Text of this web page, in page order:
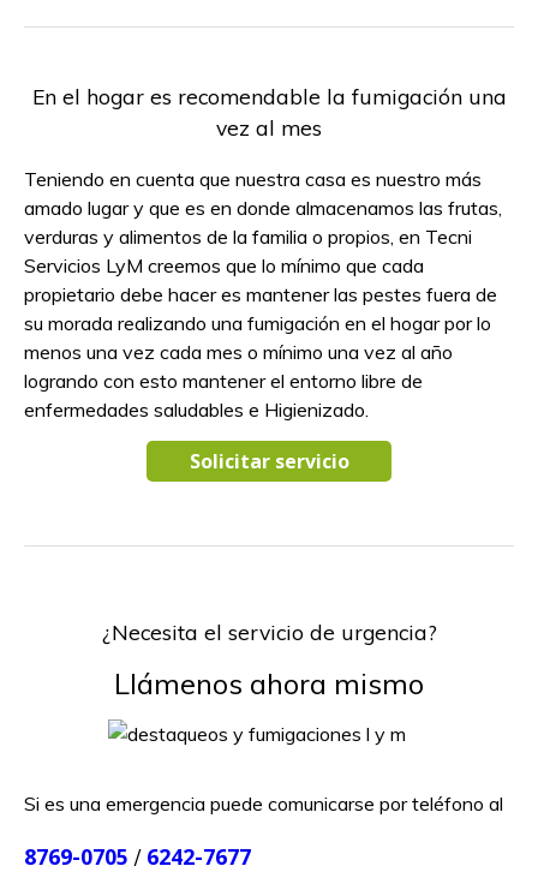
En el hogar es recomendable la fumigación una
vez al mes
Teniendo en cuenta que nuestra casa es nuestro más
amado lugar y que es en donde almacenamos las frutas,
verduras y alimentos de la familia o propios, en Tecni
Servicios LyM creemos que lo mínimo que cada
propietario debe hacer es mantener las pestes fuera de
su morada realizando una fumigación en el hogar por lo
menos una vez cada mes o mínimo una vez al año
logrando con esto mantener el entorno libre de
enfermedades saludables e Higienizado.
Solicitar servicio
¿Necesita el servicio de urgencia?
Llámenos ahora mismo
Si es una emergencia puede comunicarse por teléfono al
8769-0705 / 6242-7677